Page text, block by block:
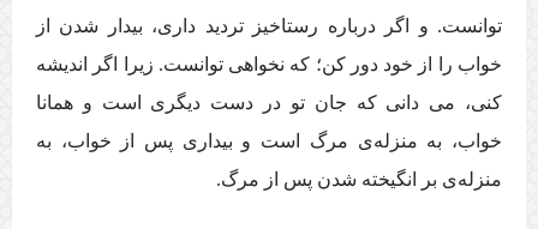
توانست. و اگر درباره رستاخيز ترديد داری، بيدار شدن از
خواب را از خود دور كن؛ كه نخواهی توانست. زيرا اگر انديشه
كنی، می دانی كه جان تو در دست ديگری است و همانا
خواب، به منزله‌ی مرگ است و بيداری پس از خواب، به
منزله‌ی بر انگيخته شدن پس از مرگ.